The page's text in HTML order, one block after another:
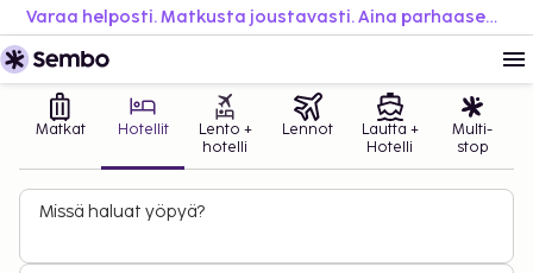
Varaa helposti. Matkusta joustavasti. Aina parhaaseen hintaan.
Matkat Hotellit
Lento +
hotelli
Lennot
Lautta +
Hotelli
Multi-
stop
Missä haluat yöpyä?